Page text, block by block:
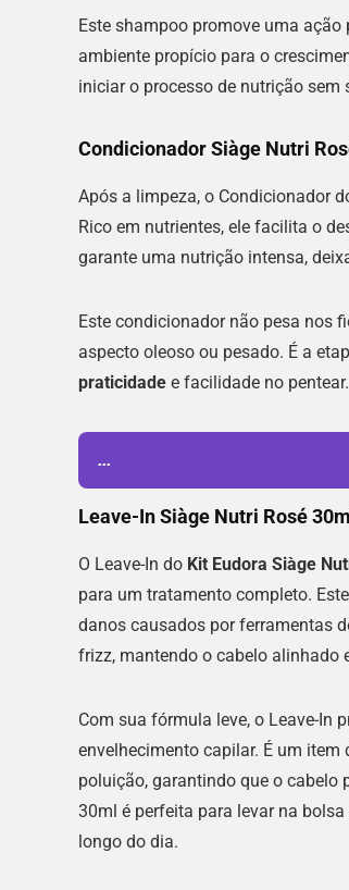
Este shampoo promove uma
ambiente propício para o
iniciar o processo de nutrição sem
Condicionador Siàge Nutri
Após a limpeza, o Condicionador
Rico em nutrientes, ele facilita o
garante uma nutrição intensa,
Este condicionador não pesa nos
aspecto oleoso ou pesado. É a
praticidade e facilidade no
...
Leave-In Siàge Nutri Rosé
O Leave-In do Kit Eudora Siàge
para um tratamento completo.
danos causados por ferramentas
frizz, mantendo o cabelo alinhado
Com sua fórmula leve, o Leave-In
envelhecimento capilar. É um item
poluição, garantindo que o cabelo
30ml é perfeita para levar na
longo do dia.